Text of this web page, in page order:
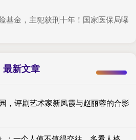
基金，主犯获刑十年！国家医保局曝
最新文章
，评剧艺术家新凤霞与赵丽蓉的合影